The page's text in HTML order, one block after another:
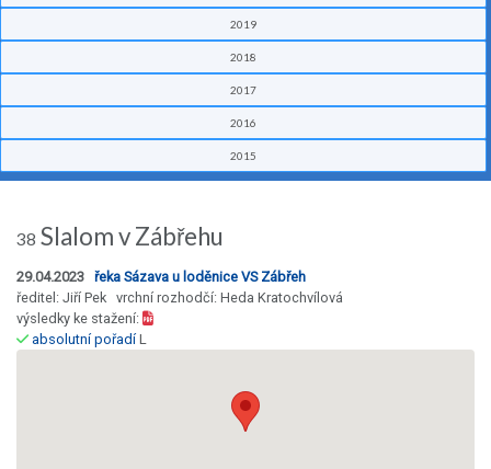
2019
2018
2017
2016
2015
38 Slalom v Zábřehu
29.04.2023 řeka Sázava u loděnice VS Zábřeh
ředitel: Jiří Pek vrchní rozhodčí: Heda Kratochvílová
výsledky ke stažení:
absolutní pořadíL